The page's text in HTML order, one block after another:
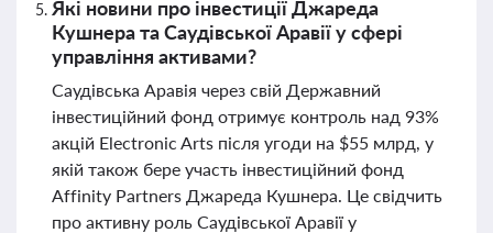
Які новини про інвестиції Джареда
Кушнера та Саудівської Аравії у сфері
управління активами?
Саудівська Аравія через свій Державний
інвестиційний фонд отримує контроль над 93%
акцій Electronic Arts після угоди на $55 млрд, у
якій також бере участь інвестиційний фонд
Affinity Partners Джареда Кушнера. Це свідчить
про активну роль Саудівської Аравії у